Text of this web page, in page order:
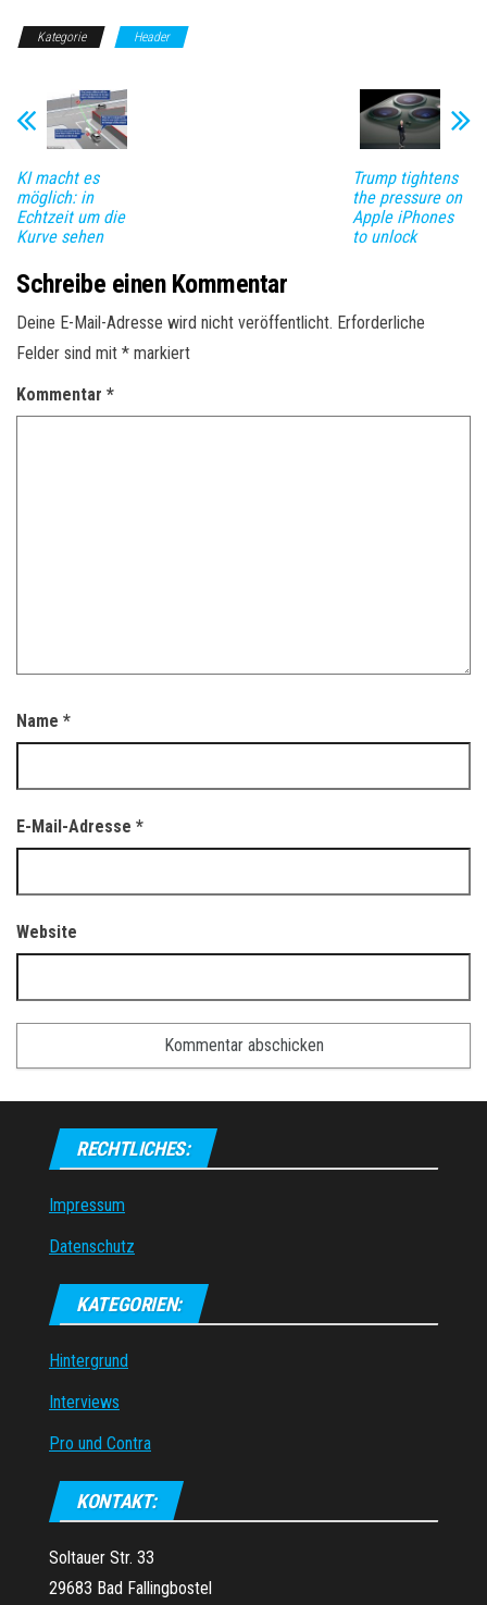
Kategorie Header
KI macht es
möglich: in
Echtzeit um die
Kurve sehen
Trump tightens
the pressure on
Apple iPhones
to unlock
Schreibe einen Kommentar
Deine E-Mail-Adresse wird nicht veröffentlicht. Erforderliche
Felder sind mit * markiert
Kommentar *
Name *
E-Mail-Adresse *
Website
RECHTLICHES:
Impressum
Datenschutz
KATEGORIEN:
Hintergrund
Interviews
Pro und Contra
KONTAKT:
Soltauer Str. 33
29683 Bad Fallingbostel